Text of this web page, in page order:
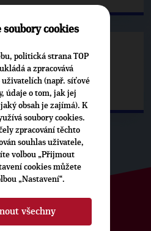
o extremismu.
soubory cookies
politická strana TOP
a zpracovává
(např. síťové
údaje o tom, jak jej
obsah je zajímá). K
soubory cookies.
zpracování těchto
souhlas uživatele,
volbou „Přijmout
cookies můžete
„Nastavení“.
všechny